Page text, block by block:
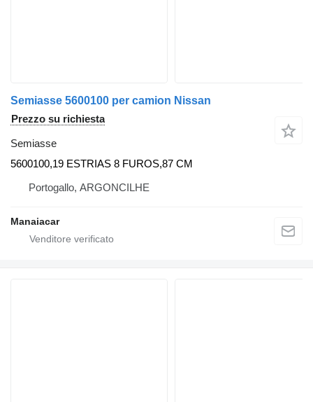
Semiasse 5600100 per camion Nissan
Prezzo su richiesta
Semiasse
5600100,19 ESTRIAS 8 FUROS,87 CM
Portogallo, ARGONCILHE
Manaiacar